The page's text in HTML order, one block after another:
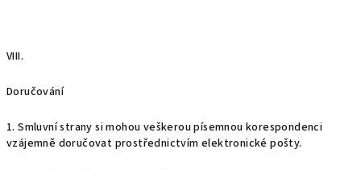
VIII.
Doručování
1. Smluvní strany si mohou veškerou písemnou korespondenci
vzájemně doručovat prostřednictvím elektronické pošty.